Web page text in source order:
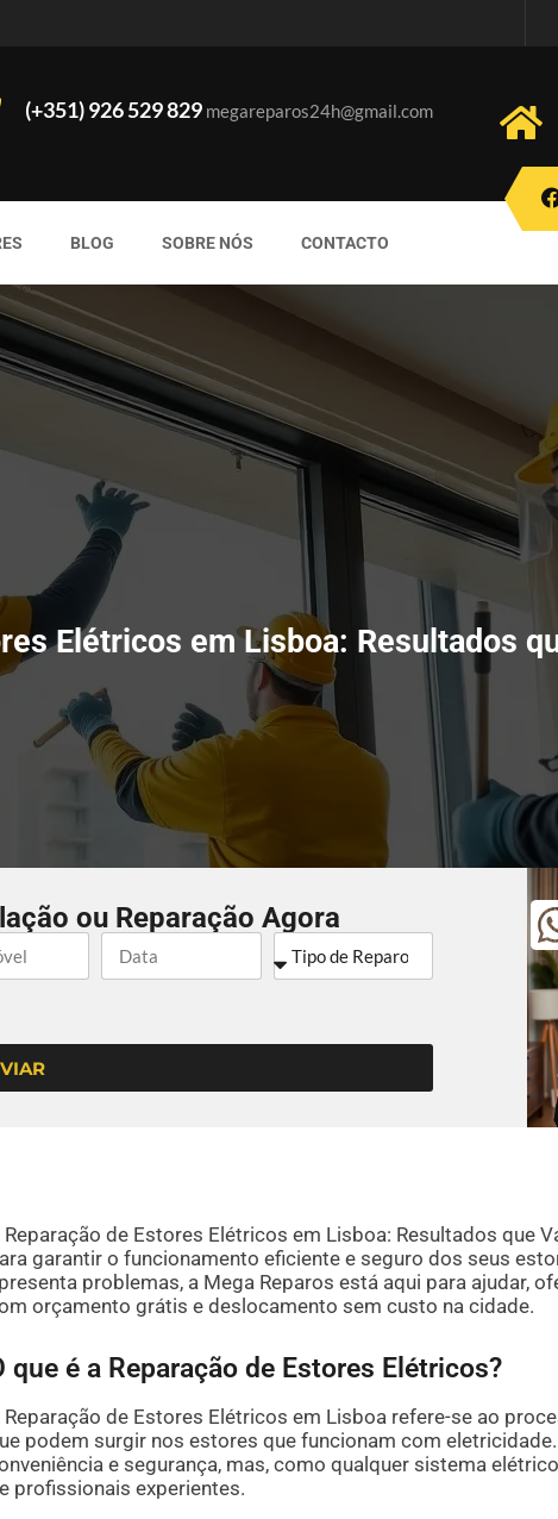
(+351) 926 529 829 megareparos24h@gmail.com
BLOG SOBRE NÓS CONTACTO
Elétricos em Lisboa: Resultados
ou Reparação Agora
Reparação de Estores Elétricos em Lisboa: Resultados que
garantir o funcionamento eficiente e seguro dos seus
problemas, a Mega Reparos está aqui para ajudar,
orçamento grátis e deslocamento sem custo na cidade.
que é a Reparação de Estores Elétricos?
Reparação de Estores Elétricos em Lisboa refere-se ao
podem surgir nos estores que funcionam com
e segurança, mas, como qualquer sistema
profissionais experientes.